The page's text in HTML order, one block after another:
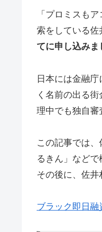
「プロミスも
索をしている佐
てに申し込みま
日本には金融
く名前の出る
理中でも独自審
この記事では
るきん」など
その後に、佐井
ブラック即日